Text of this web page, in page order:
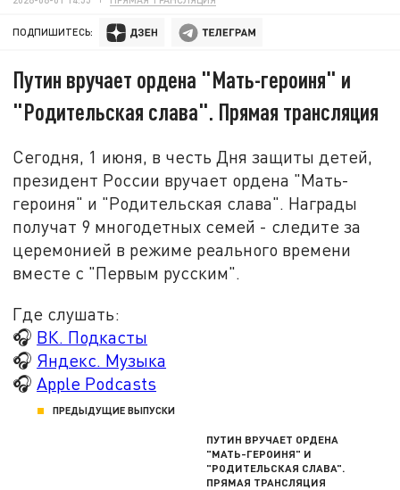
ПОДПИШИТЕСЬ:
Путин вручает ордена "Мать-героиня" и
"Родительская слава". Прямая трансляция
Сегодня, 1 июня, в честь Дня защиты детей,
президент России вручает ордена "Мать-
героиня" и "Родительская слава". Награды
получат 9 многодетных семей - следите за
церемонией в режиме реального времени
вместе с "Первым русским".
Где слушать:
🎧 ВК. Подкасты
🎧 Яндекс. Музыка
🎧 Apple Podcasts
ПРЕДЫДУЩИЕ ВЫПУСКИ
ПУТИН ВРУЧАЕТ ОРДЕНА
"МАТЬ-ГЕРОИНЯ" И
"РОДИТЕЛЬСКАЯ СЛАВА".
ПРЯМАЯ ТРАНСЛЯЦИЯ